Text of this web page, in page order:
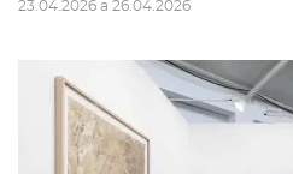
23.04.2026 a 26.04.2026